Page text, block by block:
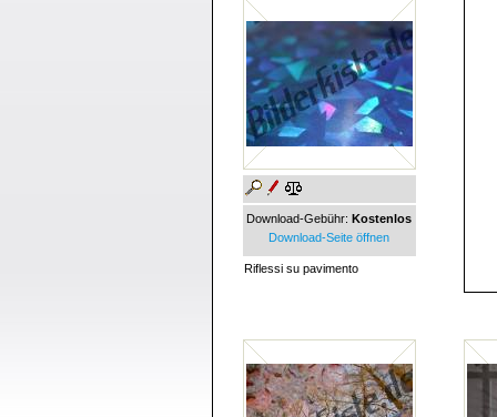
Download-Gebühr: Kostenlos
Download-Seite öffnen
Riflessi su pavimento